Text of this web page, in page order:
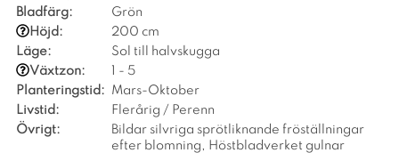
Bladfärg:
Grön
Höjd:
200 cm
Läge:
Sol till halvskugga
Växtzon:
1 - 5
Planteringstid:
Mars-Oktober
Livstid:
Flerårig / Perenn
Övrigt:
Bildar silvriga sprötliknande fröställningar
efter blomning, Höstbladverket gulnar